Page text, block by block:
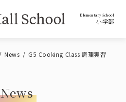
Elementary School
小学部
News G5 Cooking Class 調理実習
News